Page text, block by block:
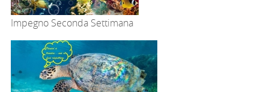
Impegno Seconda Settimana